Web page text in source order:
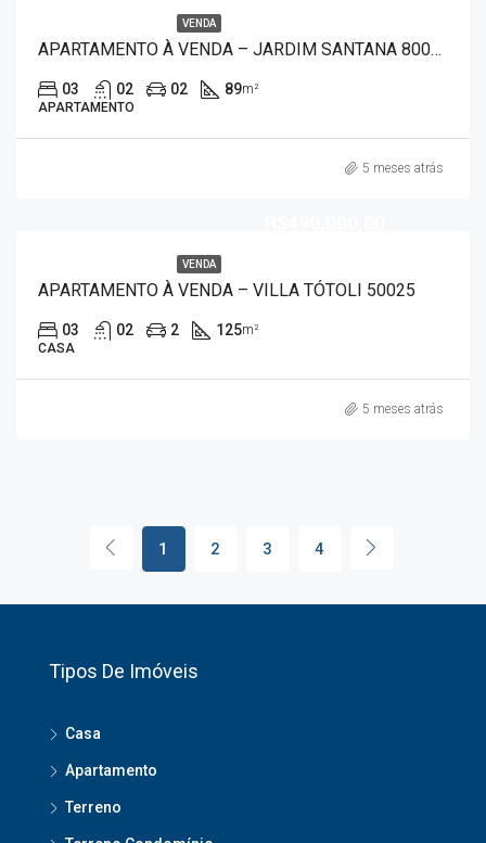
VENDA
APARTAMENTO À VENDA – JARDIM SANTANA 80091
03 02 02 89m²
APARTAMENTO
5 meses atrás
VENDA
APARTAMENTO À VENDA – VILLA TÓTOLI 50025
03 02 2 125m²
CASA
5 meses atrás
1 2 3 4
Tipos De Imóveis
Casa
Apartamento
Terreno